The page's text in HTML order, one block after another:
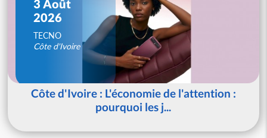
3 Août
2026
TECNO
Côte d'Ivoire
Côte d'Ivoire : L'économie de l'attention :
pourquoi les j...